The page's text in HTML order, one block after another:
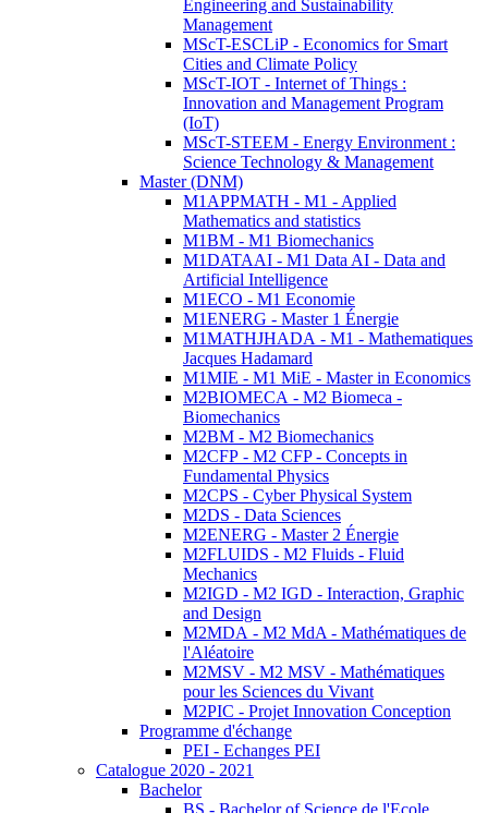
Engineering and Sustainability
Management
MScT-ESCLiP - Economics for Smart
Cities and Climate Policy
MScT-IOT - Internet of Things :
Innovation and Management Program
(IoT)
MScT-STEEM - Energy Environment :
Science Technology & Management
Master (DNM)
M1APPMATH - M1 - Applied
Mathematics and statistics
M1BM - M1 Biomechanics
M1DATAAI - M1 Data AI - Data and
Artificial Intelligence
M1ECO - M1 Economie
M1ENERG - Master 1 Énergie
M1MATHJHADA - M1 - Mathematiques
Jacques Hadamard
M1MIE - M1 MiE - Master in Economics
M2BIOMECA - M2 Biomeca -
Biomechanics
M2BM - M2 Biomechanics
M2CFP - M2 CFP - Concepts in
Fundamental Physics
M2CPS - Cyber Physical System
M2DS - Data Sciences
M2ENERG - Master 2 Énergie
M2FLUIDS - M2 Fluids - Fluid
Mechanics
M2IGD - M2 IGD - Interaction, Graphic
and Design
M2MDA - M2 MdA - Mathématiques de
l'Aléatoire
M2MSV - M2 MSV - Mathématiques
pour les Sciences du Vivant
M2PIC - Projet Innovation Conception
Programme d'échange
PEI - Echanges PEI
Catalogue 2020 - 2021
Bachelor
BS - Bachelor of Science de l'Ecole